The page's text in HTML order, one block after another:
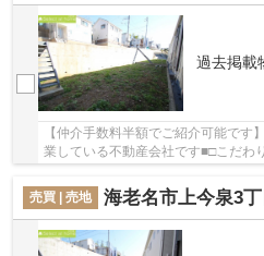
過去掲載
【仲介手数料半額でご紹介可能で
業している不動産会社です■□こだわ
丁目 全4区画 土地。ユーコープ ミ
売買 | 売地
海老名市上今泉3丁目 全4区画 土地【仲